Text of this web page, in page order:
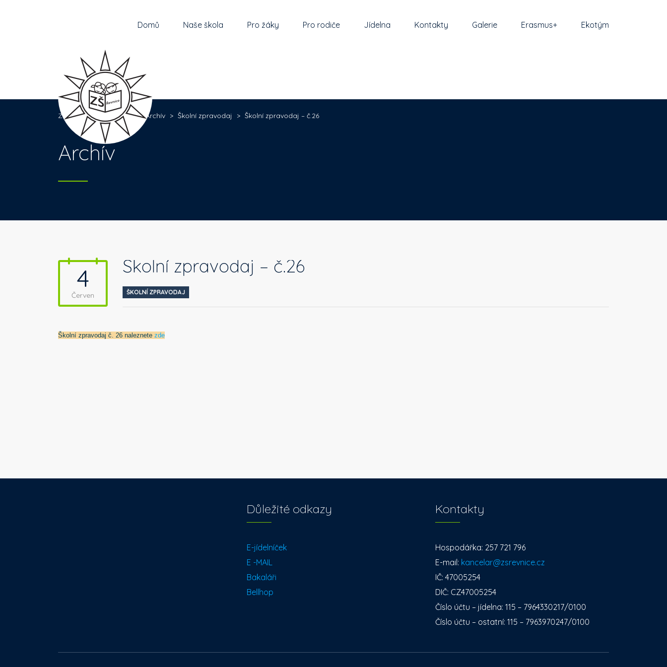
Domů Naše škola Pro žáky Pro rodiče Jídelna Kontakty Galerie Erasmus+ Ekotým
Základní škola Řevnice > Archív > Školní zpravodaj > Školní zpravodaj – č.26
Archív
4
Červen
Školní zpravodaj – č.26
ŠKOLNÍ ZPRAVODAJ
Školní zpravodaj č. 26 naleznete zde
Důležité odkazy
E-jídelníček
E -MAIL
Bakaláři
Bellhop
Kontakty
Hospodářka: 257 721 796
E-mail: kancelar@zsrevnice.cz
IČ: 47005254
DIČ: CZ47005254
Číslo účtu – jídelna: 115 – 7964330217/0100
Číslo účtu – ostatní: 115 – 7963970247/0100